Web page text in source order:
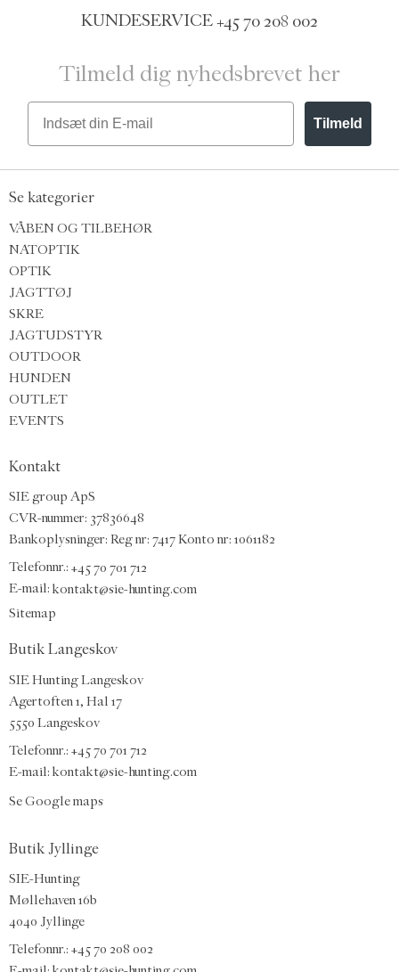
KUNDESERVICE+45 70 208 002
Tilmeld dig nyhedsbrevet her
Email
Tilmeld
Se kategorier
VÅBEN OG TILBEHØR
NATOPTIK
OPTIK
JAGTTØJ
SKRE
JAGTUDSTYR
OUTDOOR
HUNDEN
OUTLET
EVENTS
Kontakt
SIE group ApS
CVR-nummer: 37836648
Bankoplysninger: Reg nr: 7417 Konto nr: 1061182
Telefonnr.: +45 70 701 712
E-mail: kontakt@sie-hunting.com
Sitemap
Butik Langeskov
SIE Hunting Langeskov
Agertoften 1, Hal 17
5550 Langeskov
Telefonnr.: +45 70 701 712
E-mail: kontakt@sie-hunting.com
Se Google maps
Butik Jyllinge
SIE-Hunting
Møllehaven 16b
4040 Jyllinge
Telefonnr.: +45 70 208 002